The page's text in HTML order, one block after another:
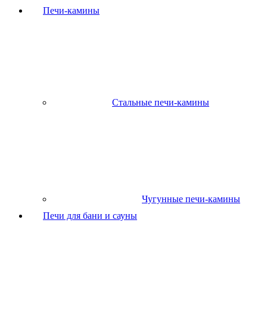
Печи-камины
Стальные печи-камины
Чугунные печи-камины
Печи для бани и сауны